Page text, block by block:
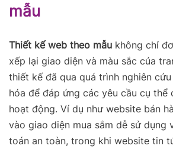
mẫu
Thiết kế web theo mẫu không chỉ
xếp lại giao diện và màu sắc của
thiết kế đã qua quá trình nghiên
hóa để đáp ứng các yêu cầu cụ thể
hoạt động. Ví dụ như website bán
vào giao diện mua sắm dễ sử dụng
toán an toàn, trong khi website tin